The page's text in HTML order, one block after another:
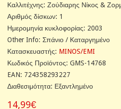
Καλλιτέχνης: Ζούδιαρης Νίκος &
Αριθμός δίσκων: 1
Ημερομηνία κυκλοφορίας: 2003
Other Info: Σπάνιο / Καταργημένο
Κατασκευαστής: MINOS/EMI
Κωδικός Προϊόντος: GMS-14768
EAN: 724358293227
Διαθεσιμότητα: Εξαντλημένο
14,99€